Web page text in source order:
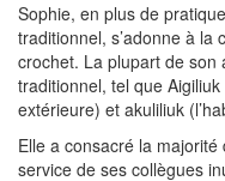
Sophie, en plus de
traditionnel, s’adonne à la
crochet. La plupart de son
traditionnel, tel que
extérieure) et akuliliuk
Elle a consacré la
service de ses collègues